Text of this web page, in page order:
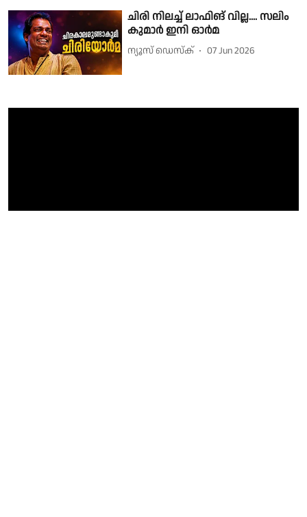
ചിരി നിലച്ച് ലാഫിങ് വില്ല.... സലിം
കുമാർ ഇനി ഓർമ
ന്യൂസ് ഡെസ്ക് 07 Jun 2026